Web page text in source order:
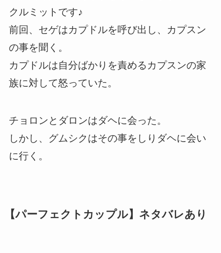
クルミットです♪
前回、セゲはカプドルを呼び出し、カプスン
の事を聞く。
カプドルは自分ばかりを責めるカプスンの家
族に対して怒っていた。
チョロンとダロンはダヘに会った。
しかし、グムシクはその事をしりダヘに会い
に行く。
【パーフェクトカップル】ネタバレあり